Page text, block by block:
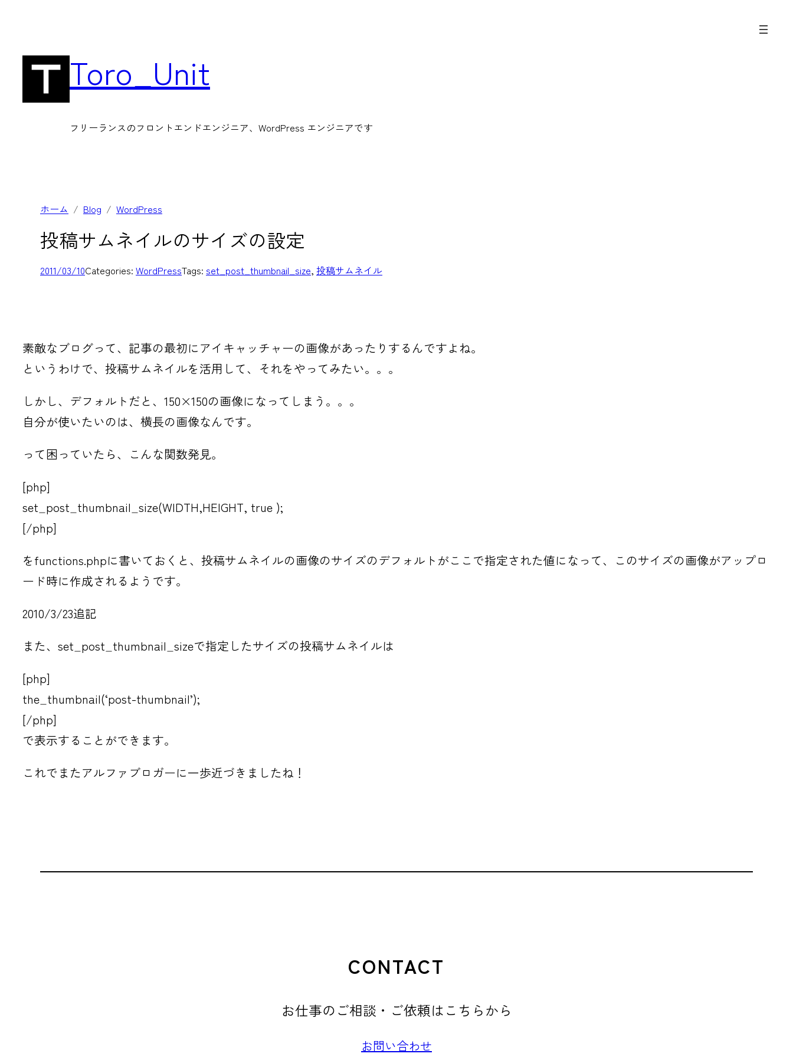
Toro_Unit
フリーランスのフロントエンドエンジニア、WordPress エンジニアです
ホーム Blog WordPress
投稿サムネイルのサイズの設定
2011/03/10Categories: WordPressTags: set_post_thumbnail_size, 投稿サムネイル
素敵なブログって、記事の最初にアイキャッチャーの画像があったりするんですよね。
というわけで、投稿サムネイルを活用して、それをやってみたい。。。
しかし、デフォルトだと、150×150の画像になってしまう。。。
自分が使いたいのは、横長の画像なんです。
って困っていたら、こんな関数発見。
[php]
set_post_thumbnail_size(WIDTH,HEIGHT, true );
[/php]
をfunctions.phpに書いておくと、投稿サムネイルの画像のサイズのデフォルトがここで指定された値になって、このサイズの画像がアップロ
ード時に作成されるようです。
2010/3/23追記
また、set_post_thumbnail_sizeで指定したサイズの投稿サムネイルは
[php]
the_thumbnail(‘post-thumbnail’);
[/php]
で表示することができます。
これでまたアルファブロガーに一歩近づきましたね！
CONTACT
お仕事のご相談・ご依頼はこちらから
お問い合わせ